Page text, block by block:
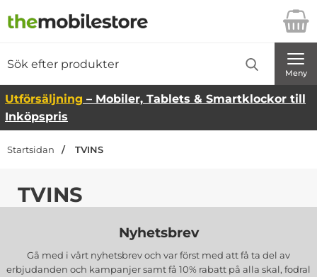
Startsidan för Danira Telecom AB
Meny
Utförsäljning – Mobiler, Tablets & Smartklockor till
Inköpspris
Startsidan TVINS
TVINS
Nyhetsbrev
Gå med i vårt nyhetsbrev och var först med att få ta del av
erbjudanden och kampanjer samt få 10% rabatt på alla skal, fodral